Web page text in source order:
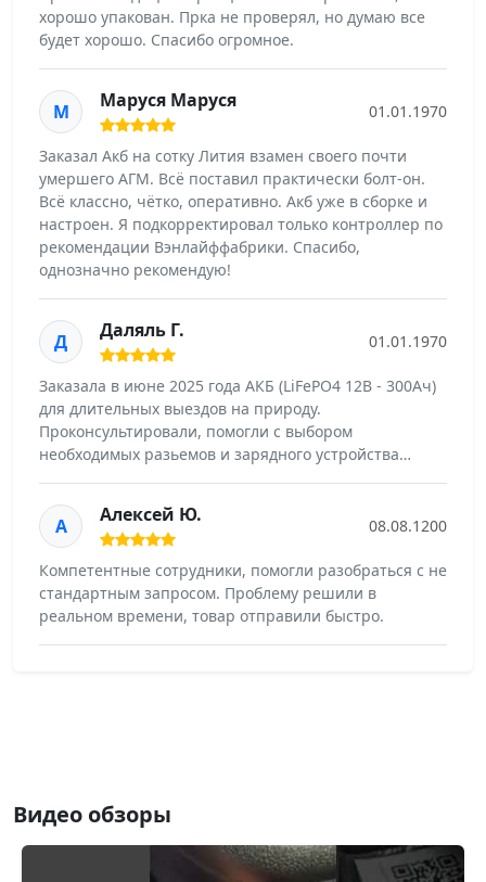
хорошо упакован. Прка не проверял, но думаю все
будет хорошо. Спасибо огромное.
М Маруся Маруся 01.01.1970
Заказал Акб на сотку Лития взамен своего почти
умершего АГМ. Всё поставил практически болт-он.
Всё классно, чётко, оперативно. Акб уже в сборке и
настроен. Я подкорректировал только контроллер по
рекомендации Вэнлайффабрики. Спасибо,
однозначно рекомендую!
Д Даляль Г. 01.01.1970
Заказала в июне 2025 года АКБ (LiFePO4 12В - 300Ач)
для длительных выездов на природу.
Проконсультировали, помогли с выбором
необходимых разьемов и зарядного устройства…
А Алексей Ю. 08.08.1200
Компетентные сотрудники, помогли разобраться с не
стандартным запросом. Проблему решили в
реальном времени, товар отправили быстро.
Видео обзоры